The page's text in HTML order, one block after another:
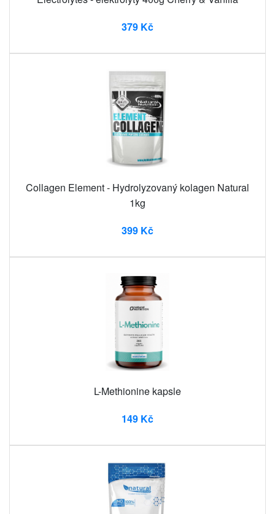
379 Kč
Collagen Element - Hydrolyzovaný kolagen Natural
1kg
399 Kč
L-Methionine kapsle
149 Kč